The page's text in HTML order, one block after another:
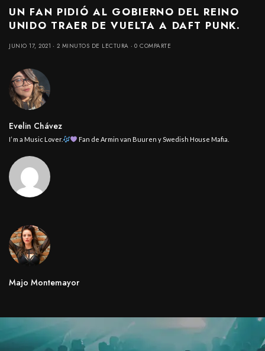
UN FAN PIDIÓ AL GOBIERNO DEL REINO
UNIDO TRAER DE VUELTA A DAFT PUNK.
JUNIO 17, 2021 2 MINUTOS DE LECTURA 0 COMPARTE
Evelin Chávez
I’ m a Music Lover. Fan de Armin van Buuren y Swedish House Mafia.
Majo Montemayor